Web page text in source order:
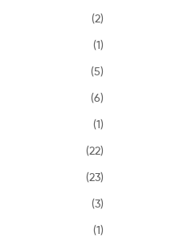
(2)
(1)
(5)
(6)
(1)
(22)
(23)
(3)
(1)